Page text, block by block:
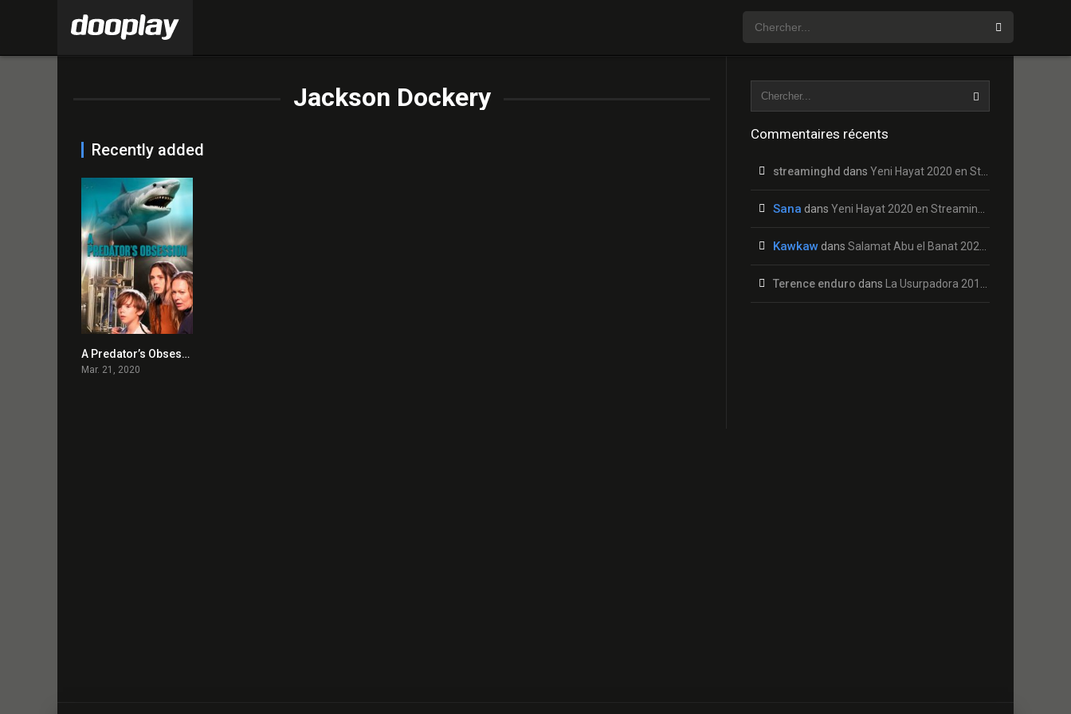
Jackson Dockery
Recently added
5.4A Predator’s Obsession 2020 en Streaming HD Gratuit !
Mar. 21, 2020
Commentaires récents
streaminghd dans Yeni Hayat 2020 en Streaming HD Gratuit !
Sana dans Yeni Hayat 2020 en Streaming HD Gratuit !
Kawkaw dans Salamat Abu el Banat 2020 en Streaming HD Gratuit !
Terence enduro dans La Usurpadora 2019 en Streaming HD Gratuit !